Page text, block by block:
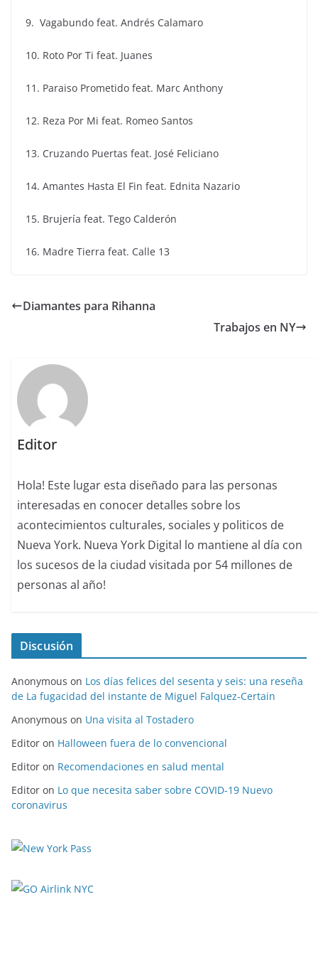
9. Vagabundo feat. Andrés Calamaro
10. Roto Por Ti feat. Juanes
11. Paraiso Prometido feat. Marc Anthony
12. Reza Por Mi feat. Romeo Santos
13. Cruzando Puertas feat. José Feliciano
14. Amantes Hasta El Fin feat. Ednita Nazario
15. Brujería feat. Tego Calderón
16. Madre Tierra feat. Calle 13
Diamantes para Rihanna
Trabajos en NY
Editor
Hola! Este lugar esta diseñado para las personas
interesadas en conocer detalles sobre los
acontecimientos culturales, sociales y politicos de
Nueva York. Nueva York Digital lo mantiene al día con
los sucesos de la ciudad visitada por 54 millones de
personas al año!
Discusión
Anonymous on Los días felices del sesenta y seis: una reseña
de La fugacidad del instante de Miguel Falquez-Certain
Anonymous on Una visita al Tostadero
Editor on Halloween fuera de lo convencional
Editor on Recomendaciones en salud mental
Editor on Lo que necesita saber sobre COVID-19 Nuevo
coronavirus